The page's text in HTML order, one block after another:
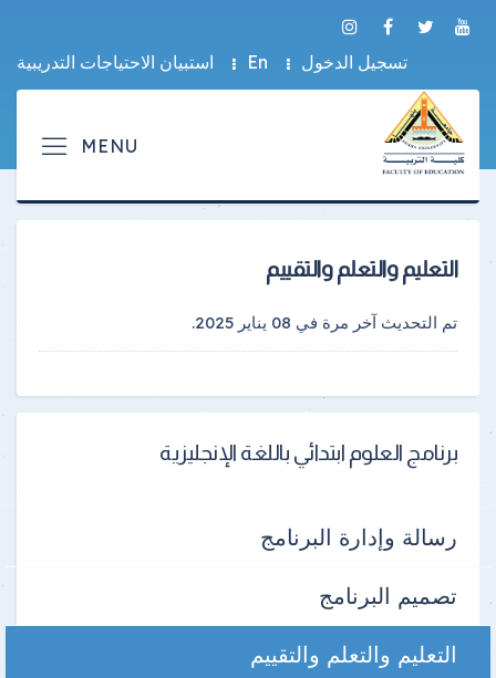
تسجيل الدخول En استبيان الاحتياجات التدريبية
التعليم والتعلم والتقييم
تم التحديث آخر مرة في 08 يناير 2025 .
برنامج العلوم ابتدائي باللغة الإنجليزية
رسالة وإدارة البرنامج
تصميم البرنامج
التعليم والتعلم والتقييم